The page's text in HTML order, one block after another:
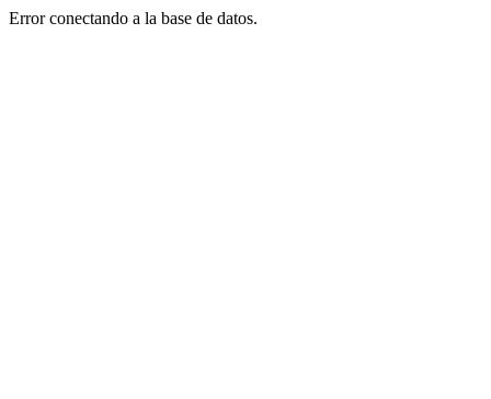
Error conectando a la base de datos.